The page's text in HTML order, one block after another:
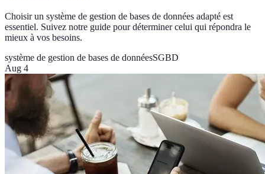
Choisir un système de gestion de bases de données adapté est
essentiel. Suivez notre guide pour déterminer celui qui répondra le
mieux à vos besoins.
système de gestion de bases de donnéesSGBD
Aug 4